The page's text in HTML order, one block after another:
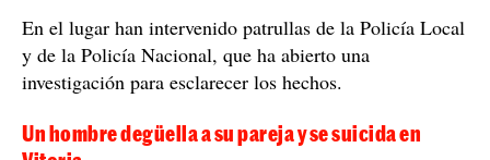
En el lugar han intervenido patrullas de la Policía Local
y de la Policía Nacional, que ha abierto una
investigación para esclarecer los hechos.